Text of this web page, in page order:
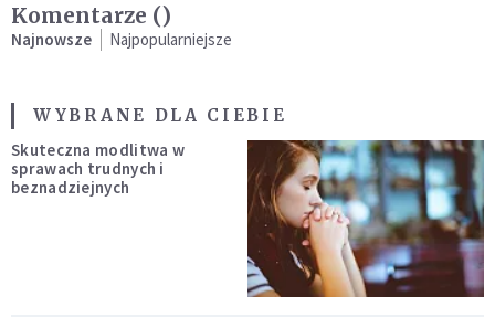
Komentarze ()
Najnowsze Najpopularniejsze
WYBRANE DLA CIEBIE
Skuteczna modlitwa w
sprawach trudnych i
beznadziejnych